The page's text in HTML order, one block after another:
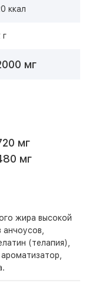
ккал
г
мг
мг
мг
жира высокой
(телапия),